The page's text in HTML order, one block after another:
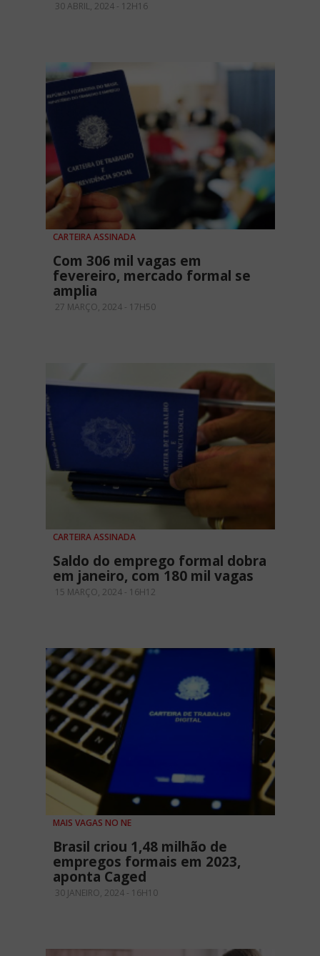
30 ABRIL, 2024 - 12H16
CARTEIRA ASSINADA
Com 306 mil vagas em
fevereiro, mercado formal se
amplia
27 MARÇO, 2024 - 17H50
CARTEIRA ASSINADA
Saldo do emprego formal dobra
em janeiro, com 180 mil vagas
15 MARÇO, 2024 - 16H12
MAIS VAGAS NO NE
Brasil criou 1,48 milhão de
empregos formais em 2023,
aponta Caged
30 JANEIRO, 2024 - 16H10